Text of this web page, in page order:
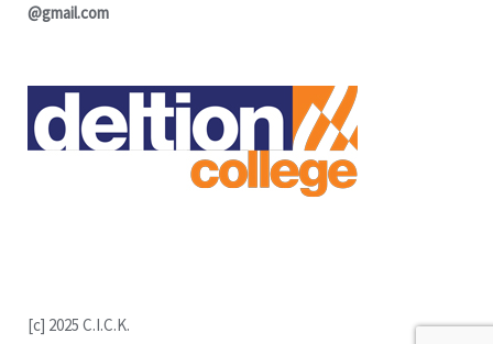
@gmail.com
[c] 2025 C.I.C.K.